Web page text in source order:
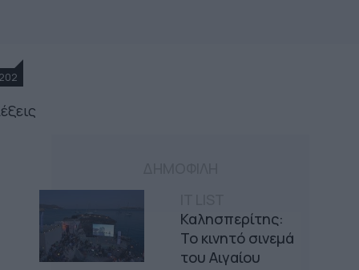
202
Καλησπερίτης:
Το κινητό σινεμά
του Αιγαίου